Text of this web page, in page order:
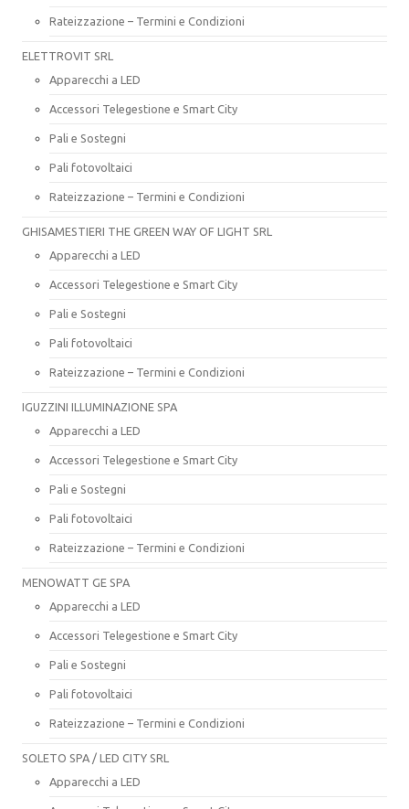
Rateizzazione – Termini e Condizioni
ELETTROVIT SRL
Apparecchi a LED
Accessori Telegestione e Smart City
Pali e Sostegni
Pali fotovoltaici
Rateizzazione – Termini e Condizioni
GHISAMESTIERI THE GREEN WAY OF LIGHT SRL
Apparecchi a LED
Accessori Telegestione e Smart City
Pali e Sostegni
Pali fotovoltaici
Rateizzazione – Termini e Condizioni
IGUZZINI ILLUMINAZIONE SPA
Apparecchi a LED
Accessori Telegestione e Smart City
Pali e Sostegni
Pali fotovoltaici
Rateizzazione – Termini e Condizioni
MENOWATT GE SPA
Apparecchi a LED
Accessori Telegestione e Smart City
Pali e Sostegni
Pali fotovoltaici
Rateizzazione – Termini e Condizioni
SOLETO SPA / LED CITY SRL
Apparecchi a LED